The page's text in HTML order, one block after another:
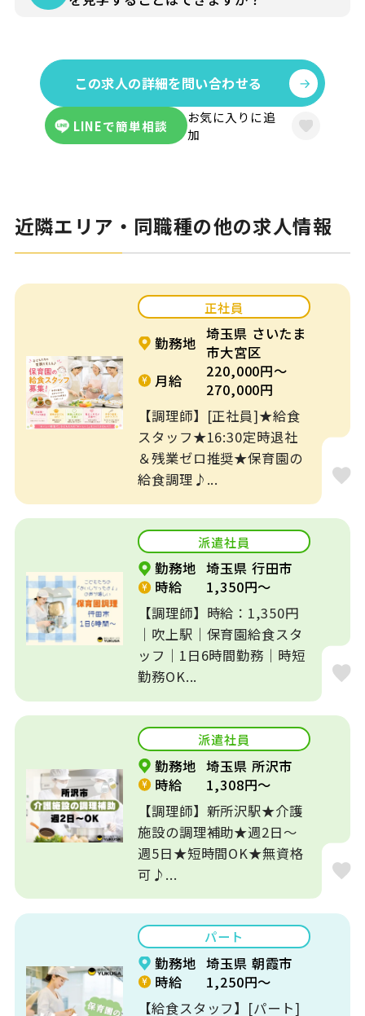
し、見学にゆくさ担当者が同行して、派遣
先に伺うことも可能です。
この求人の詳細を問い合わせる
LINEで簡単相談
お気に入りに追
加
近隣エリア・同職種の他の求人情報
正社員
勤務地 埼玉県 さいたま
市大宮区
月給
220,000円～
270,000円
【調理師】[正社員]★給食
スタッフ★16:30定時退社
＆残業ゼロ推奨★保育園の
給食調理♪...
派遣社員
勤務地 埼玉県 行田市
時給
1,350円～
【調理師】時給：1,350円
｜吹上駅｜保育園給食スタ
ッフ｜1日6時間勤務｜時短
勤務OK...
派遣社員
勤務地 埼玉県 所沢市
時給
1,308円～
【調理師】新所沢駅★介護
施設の調理補助★週2日～
週5日★短時間OK★無資格
可♪...
パート
勤務地 埼玉県 朝霞市
時給
1,250円～
【給食スタッフ】[パート]